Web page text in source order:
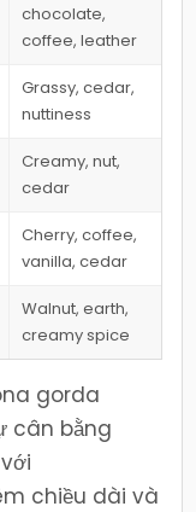
chocolate,
coffee, leather
Grassy, cedar,
nuttiness
Creamy, nut,
cedar
Cherry, coffee,
vanilla, cedar
Walnut, earth,
creamy spice
gorda
cân bằng
chiều dài và